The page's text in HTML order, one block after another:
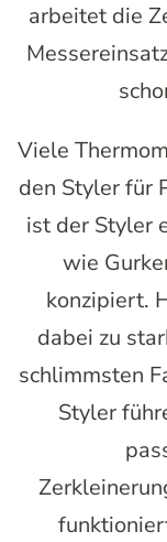
arbeitet die
Viele
den Styler für
ist der Styler
wie
konzipiert.
dabei zu
schlimmsten
Styler